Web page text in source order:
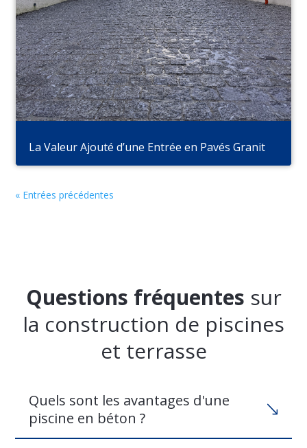
La Valeur Ajouté d’une Entrée en Pavés Granit
« Entrées précédentes
Questions fréquentes sur
la construction de piscines
et terrasse
Quels sont les avantages d'une
piscine en béton ?